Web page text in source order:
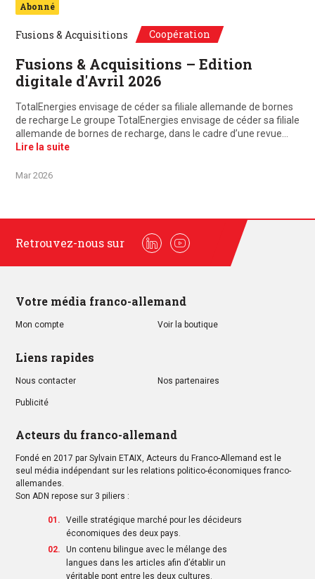
Abonné
Fusions & Acquisitions Coopération
Fusions & Acquisitions – Edition
digitale d'Avril 2026
TotalEnergies envisage de céder sa filiale allemande de bornes
de recharge Le groupe TotalEnergies envisage de céder sa filiale
allemande de bornes de recharge, dans le cadre d’une revue…
Lire la suite
Mar 2026
Retrouvez-nous sur
LinkedinYoutube
Votre média franco-allemand
Mon compte Voir la boutique
Liens rapides
Nous contacter Nos partenaires
Publicité
Acteurs du franco-allemand
Fondé en 2017 par Sylvain ETAIX, Acteurs du Franco-Allemand est le
seul média indépendant sur les relations politico-économiques franco-
allemandes.
Son ADN repose sur 3 piliers :
Veille stratégique marché pour les décideurs
économiques des deux pays.
Un contenu bilingue avec le mélange des
langues dans les articles afin d’établir un
véritable pont entre les deux cultures.